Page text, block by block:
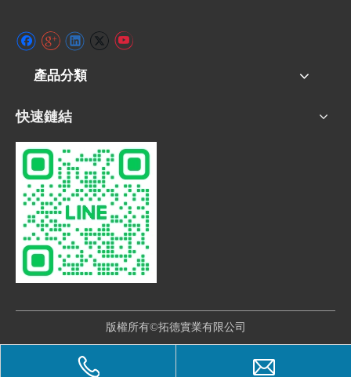
產品分類
快速鏈結
版權所有©拓德實業有限公司